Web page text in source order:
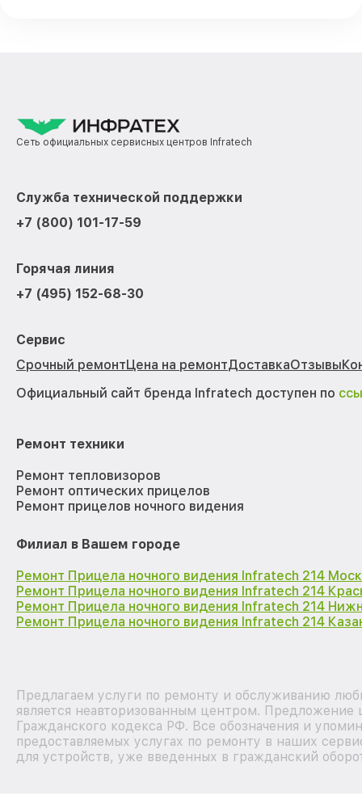
Сеть официальных сервисных центров Infratech
Служба технической поддержки
+7 (800) 101-17-59
Горячая линия
+7 (495) 152-68-30
Сервис
Срочный ремонтЦена на ремонтДоставкаОтзывы
Официальный сайт бренда Infratech доступен по
Ремонт техники
Ремонт тепловизоров
Ремонт оптических прицелов
Ремонт прицелов ночного видения
Филиал в Вашем городе
Ремонт Прицела ночного видения Infratech 214
Ремонт Прицела ночного видения Infratech 214
Ремонт Прицела ночного видения Infratech 214
Ремонт Прицела ночного видения Infratech 214
Предлагаем услуги по ремонту и обслуживанию
является неавторизованным центром.
Гражданского кодекса РФ. Все обозначения и
предоставляемых услугах по ремонту в наших
для устройств, уже введенных в гражданский